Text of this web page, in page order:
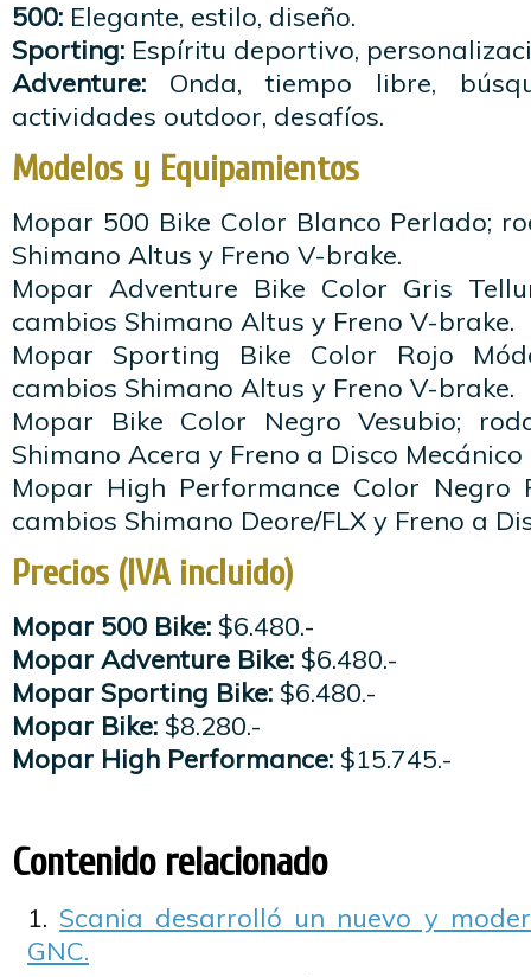
500: Elegante, estilo, diseño.
Sporting: Espíritu deportivo,
Adventure: Onda, tiempo libre,
actividades outdoor, desafíos.
Modelos y Equipamientos
Mopar 500 Bike Color Blanco Perlado;
Shimano Altus y Freno V-brake.
Mopar Adventure Bike Color Gris
cambios Shimano Altus y Freno V-brake.
Mopar Sporting Bike Color Rojo
cambios Shimano Altus y Freno V-brake.
Mopar Bike Color Negro Vesubio;
Shimano Acera y Freno a Disco Mecánico
Mopar High Performance Color Negro
cambios Shimano Deore/FLX y Freno a
Precios (IVA incluido)
Mopar 500 Bike: $6.480.-
Mopar Adventure Bike: $6.480.-
Mopar Sporting Bike: $6.480.-
Mopar Bike: $8.280.-
Mopar High Performance: $15.745.-
Contenido relacionado
Scania desarrolló un nuevo y
GNC.